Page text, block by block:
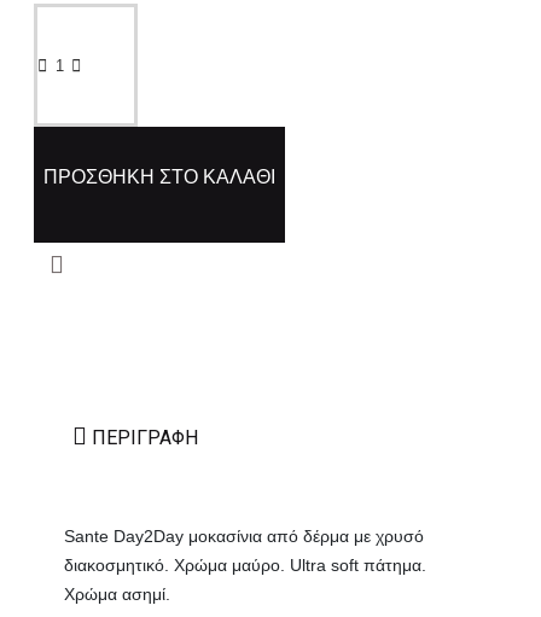
ΠΡΟΣΘΉΚΗ ΣΤΟ ΚΑΛΆΘΙ
ΠΕΡΙΓΡΑΦΉ
Sante Day2Day μοκασίνια από δέρμα με χρυσό
διακοσμητικό. Χρώμα μαύρο. Ultra soft πάτημα.
Χρώμα ασημί.